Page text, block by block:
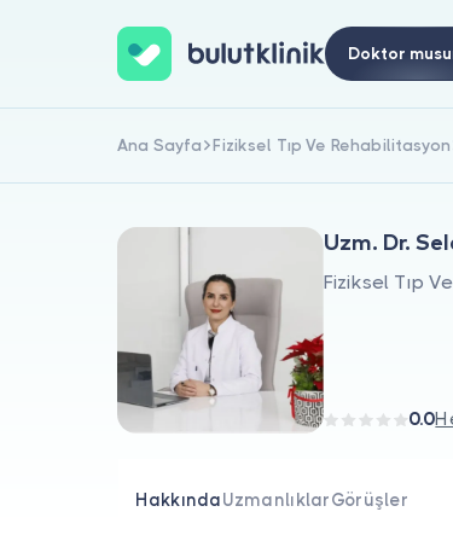
Doktor
Ana Sayfa Fiziksel Tıp Ve Rehabilitasyon
Uzm. Dr.
Fiziksel Tıp
0.0
HakkındaUzmanlıklarGörüşler